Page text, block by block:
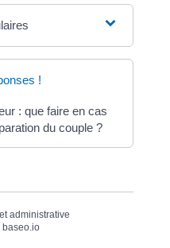
!
: que faire en cas
du couple ?
administrative
baseo.io